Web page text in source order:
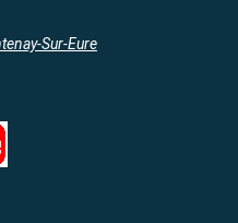
Sur-Eure